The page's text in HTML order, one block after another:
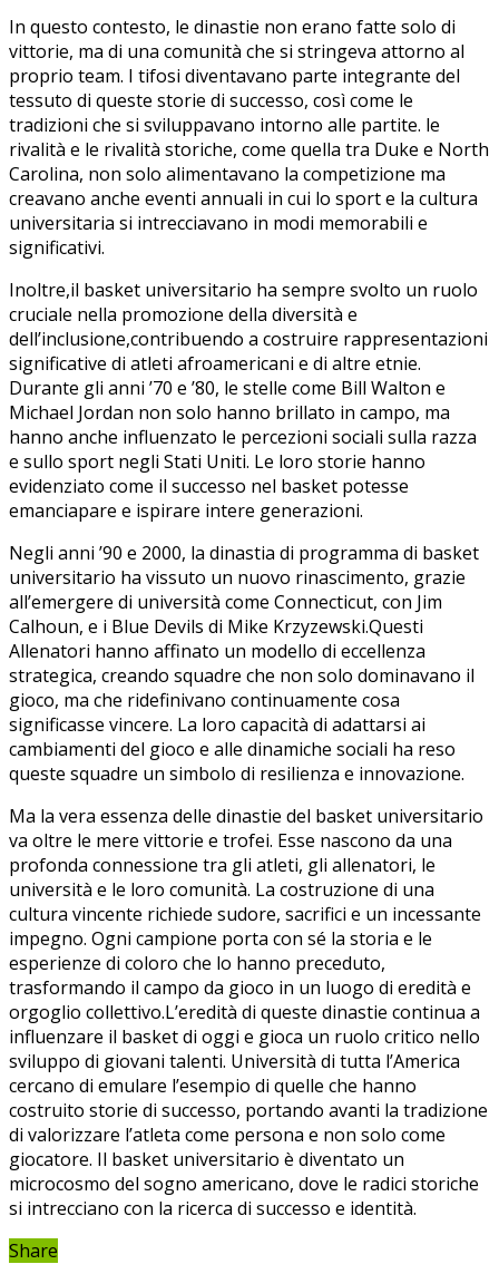
In questo contesto, le dinastie non erano fatte solo di
vittorie, ​ma di ‌una comunità che ‍si ⁣stringeva attorno‍ al
proprio team. I tifosi ⁣diventavano parte integrante del
tessuto di queste‌ storie di successo, così come le
⁤tradizioni che si sviluppavano intorno ​alle partite. le
‌rivalità e le ‍rivalità⁢ storiche, come quella tra‌ Duke e North
Carolina, non solo ‌alimentavano la competizione ma
⁤creavano anche eventi annuali in cui lo sport e la cultura
universitaria si intrecciavano in modi ⁢memorabili e
significativi.
Inoltre,il basket universitario‍ ha ⁤sempre svolto un ruolo
cruciale nella promozione della diversità e⁣
dell’inclusione,contribuendo a costruire rappresentazioni
⁢significative di atleti afroamericani e di altre etnie.
Durante gli‍ anni ’70 e ’80,‍ le stelle come⁢ Bill Walton e
Michael Jordan ⁤non solo hanno brillato⁢ in campo, ma
⁢hanno anche influenzato le percezioni ⁢sociali‌ sulla razza
⁤e ‍sullo sport negli Stati Uniti. Le ‍loro ‌storie ‌hanno
evidenziato come il successo nel basket potesse⁤
emanciapare ​e ispirare intere⁤ generazioni.
Negli‌ anni ​’90 e ‌2000, la dinastia di⁣ programma di basket
‌universitario ha vissuto un nuovo rinascimento, grazie
all’emergere di università come Connecticut, con Jim
Calhoun, e ‍i⁤ Blue Devils di Mike ‌Krzyzewski.Questi
Allenatori⁤ hanno​ affinato ⁢un modello di eccellenza
strategica, creando ​squadre che non solo ‌dominavano ⁢il
gioco, ma che ridefinivano continuamente cosa
significasse ⁤vincere.​ La loro capacità di adattarsi ai
cambiamenti⁣ del gioco⁣ e alle dinamiche sociali ha ⁤reso
queste squadre un ‌simbolo di resilienza e innovazione.
Ma ‌la vera essenza delle⁢ dinastie del basket‍ universitario
va oltre le mere vittorie e trofei. Esse nascono da una
profonda connessione tra‍ gli atleti, gli⁢ allenatori, le‍
università e le loro comunità. La costruzione⁣ di una
‍cultura vincente richiede sudore, sacrifici ​e⁢ un incessante
impegno. Ogni campione porta con‌ sé la storia ⁤e le ​
esperienze⁤ di coloro che lo‍ hanno preceduto,
trasformando ‌il campo da​ gioco in un luogo di eredità e
orgoglio‌ collettivo.L’eredità di queste dinastie continua a
influenzare il basket di oggi e gioca un ruolo ‌critico‍ nello
sviluppo di ​giovani talenti. Università di tutta l’America
cercano di emulare l’esempio ‌di quelle ​che ​hanno‌
costruito storie⁢ di⁢ successo, portando avanti la tradizione
di valorizzare l’atleta come persona e non solo come‌
giocatore. Il basket universitario è diventato un
microcosmo del sogno americano, ‌dove le ​radici storiche
si intrecciano‍ con la ricerca di successo ⁣e identità.
Share